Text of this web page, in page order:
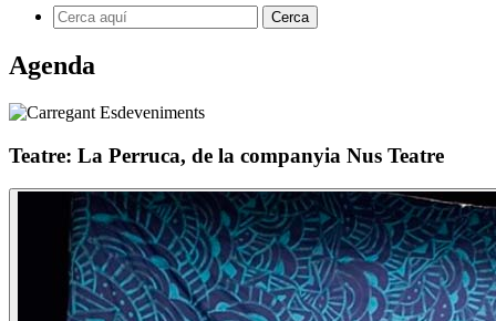
Agenda
Teatre: La Perruca, de la companyia Nus Teatre